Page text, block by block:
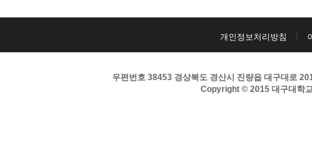
개인정보처리방침
우편번호 38453 경상북도 경산시 진량읍 대구대로
Copyright © 2015 대구대학